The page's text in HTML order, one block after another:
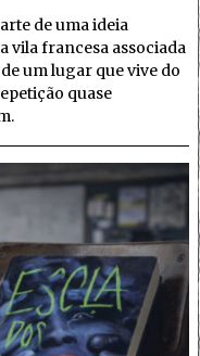
de uma ideia
vila francesa associada
um lugar que vive do
quase